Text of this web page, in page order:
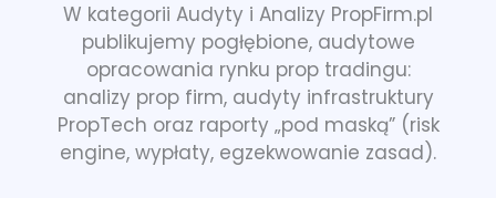
W kategorii Audyty i Analizy PropFirm.pl
publikujemy pogłębione, audytowe
opracowania rynku prop tradingu:
analizy prop firm, audyty infrastruktury
PropTech oraz raporty „pod maską” (risk
engine, wypłaty, egzekwowanie zasad).